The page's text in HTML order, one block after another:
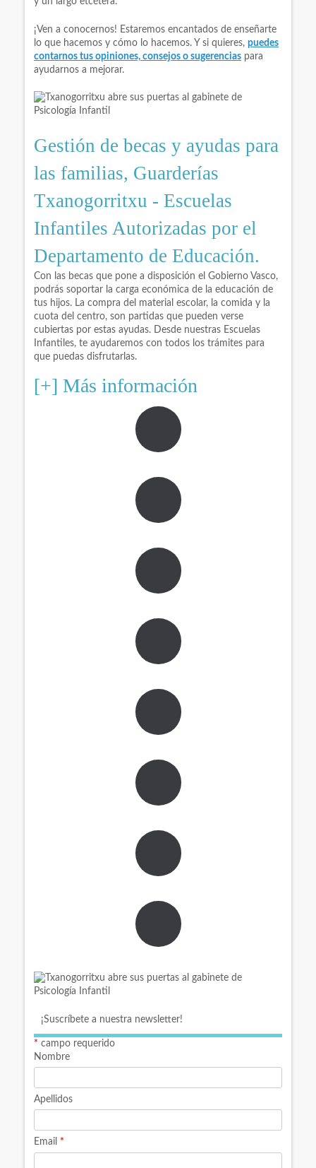
¡Ven a conocernos! Estaremos encantados de enseñarte
lo que hacemos y cómo lo hacemos. Y si quieres, puedes
contarnos tus opiniones, consejos o sugerencias para
ayudarnos a mejorar.
Gestión de becas y ayudas para
las familias, Guarderías
Txanogorritxu - Escuelas
Infantiles Autorizadas por el
Departamento de Educación.
Con las becas que pone a disposición el Gobierno Vasco,
podrás soportar la carga económica de la educación de
tus hijos. La compra del material escolar, la comida y la
cuota del centro, son partidas que pueden verse
cubiertas por estas ayudas. Desde nuestras Escuelas
Infantiles, te ayudaremos con todos los trámites para
que puedas disfrutarlas.
[+] Más información
¡Suscríbete a nuestra newsletter!
* campo requerido
Nombre
Apellidos
Email *